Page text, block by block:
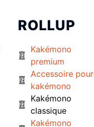
ROLLUP
Kakémono
premium
Accessoire pour
kakémono
Kakémono
classique
Kakémono